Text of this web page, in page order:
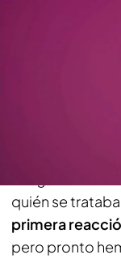
Gal·la se
'Baila
Al descubrir
compañera,
antigua
quién se
primera
pero pronto